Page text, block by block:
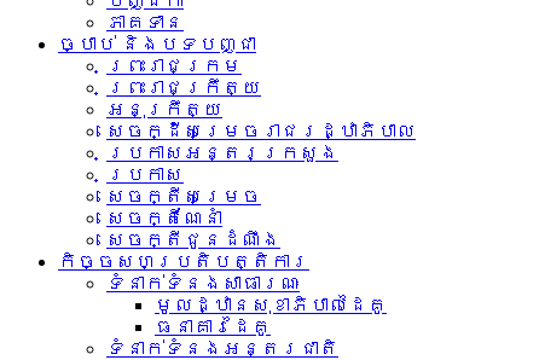
ភាគទាន
ច្បាប់ និងបទបញ្ជា
ព្រះរាជក្រម
ព្រះរាជក្រឹត្យ
អនុក្រឹត្យ
សេចក្ដីសម្រេចរាជរដ្ឋាភិបាល
ប្រកាសអន្តរក្រសួង
ប្រកាស
សេចក្តីសម្រេច
សេចក្តីណែនាំ
សេចក្តីជូនដំណឹង
កិច្ចសហប្រតិបត្តិការ
ទំនាក់ទំនង​សាធារណៈ
មូលដ្ឋានសុខាភិបាលដៃគូ
ធនាគារដៃគូ
ទំនាក់​ទំនង​អន្តរ​ជាតិ